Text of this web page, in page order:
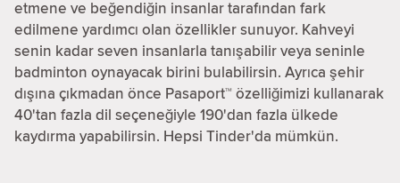
etmene ve beğendiğin insanlar tarafından fark
edilmene yardımcı olan özellikler sunuyor. Kahveyi
senin kadar seven insanlarla tanışabilir veya seninle
badminton oynayacak birini bulabilirsin. Ayrıca şehir
dışına çıkmadan önce Pasaport™ özelliğimizi kullanarak
40'tan fazla dil seçeneğiyle 190'dan fazla ülkede
kaydırma yapabilirsin. Hepsi Tinder'da mümkün.